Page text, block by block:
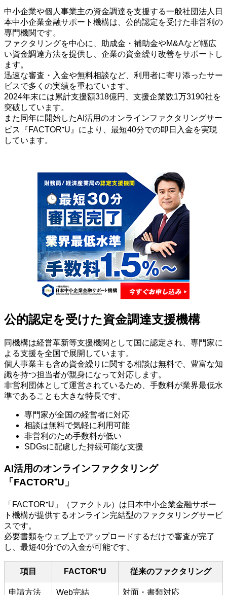
中小企業や個人事業主の資金調達を支援する一般社団法人日
本中小企業金融サポート機構は、公的認定を受けた非営利の
専門機関です。
ファクタリングを中心に、助成金・補助金やM&Aなど幅広
い資金調達方法を提供し、企業の資金繰り改善をサポートし
ます。
迅速な審査・入金や無料相談など、利用者に寄り添ったサー
ビスで多くの実績を重ねています。
2024年末には累計支援額318億円、支援企業数1万3190社を
突破しています。
また同年に開始したAI活用のオンラインファクタリングサー
ビス『FACTOR⁺U』により、最短40分での即日入金を実現
しています。
公的認定を受けた資金調達支援機構
同機構は経営革新等支援機関として国に認定され、専門家に
よる支援を全国で展開しています。
個人事業主も含め資金繰りに関する相談は無料で、豊富な知
識を持つ担当者が親身になって対応します。
非営利団体として運営されているため、手数料が業界最低水
準であることも大きな特長です。
専門家が全国の経営者に対応
相談は無料で気軽に利用可能
非営利のため手数料が低い
SDGsに配慮した持続可能な支援
AI活用のオンラインファクタリング
「FACTOR⁺U」
「FACTOR⁺U」（ファクトル）は日本中小企業金融サポー
ト機構が提供するオンライン完結型のファクタリングサービ
スです。
必要書類をウェブ上でアップロードするだけで審査が完了
し、最短40分での入金が可能です。
項目 FACTOR⁺U 従来のファクタリング
申請方法 Web完結 対面・書類対応